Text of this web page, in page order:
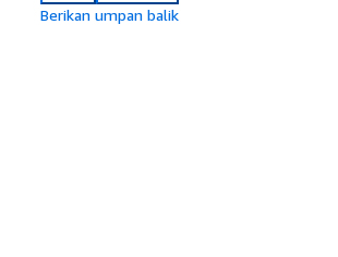
Berikan umpan balik